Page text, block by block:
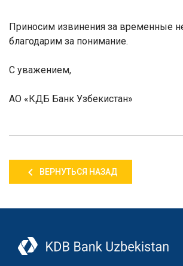
Приносим извинения за временные
благодарим за понимание.
С уважением,
АО «КДБ Банк Узбекистан»
ВЕРНУТЬСЯ НАЗАД